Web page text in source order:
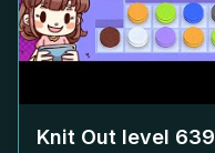
Knit Out level 639